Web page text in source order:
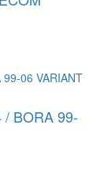
/ BORA 99-